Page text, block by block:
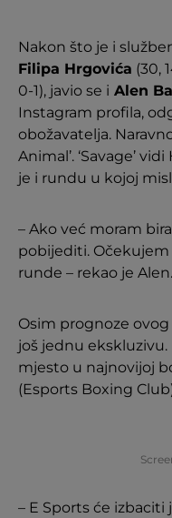
Nakon što je i
Filipa Hrgovića (30,
0-1), javio se i Alen
Instagram profila,
obožavatelja.
Animal’. ‘Savage’
je i rundu u kojoj
– Ako već moram
pobijediti.
runde – rekao je Alen.
Osim prognoze
još jednu ekskluzivu.
mjesto u najnovijoj
(Esports Boxing
– E Sports će